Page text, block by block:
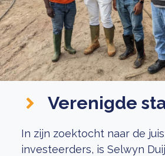
Verenigde
In zijn zoektocht naar de
investeerders, is Selwyn